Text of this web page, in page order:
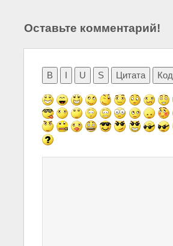
Оставьте комментарий!
B I U S Цитата Код